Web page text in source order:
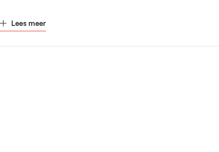
Montagewijze
Lees meer